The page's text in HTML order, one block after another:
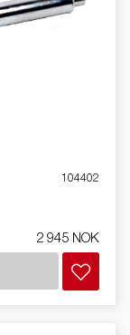
104402
2 945 NOK